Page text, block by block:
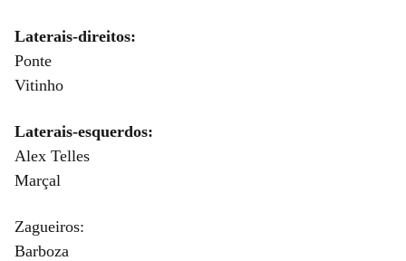
Laterais-direitos:
Ponte
Vitinho
Laterais-esquerdos:
Alex Telles
Marçal
Zagueiros:
Barboza